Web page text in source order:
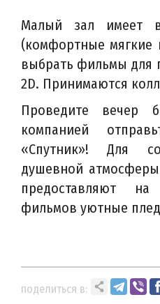
Малый зал имеет
(комфортные мягкие
выбрать фильмы для
2D. Принимаются
Проведите вечер
компанией
«Спутник»! Для
душевной
предоставляют
фильмов уютные
поделиться в: